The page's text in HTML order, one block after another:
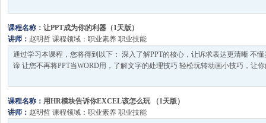
课程名称： 让PPT成为你的利器（1天版）
讲师： 赵明哲 课程领域： 职业素养 职业技能
通过学习本课程，您将得到以下： 深入了解PPT的核心，让诉求表达更清晰 不
谛 让您不再将PPT当WORD用，了解文字的处理技巧 轻松玩转动画小技巧，让
课程名称： 用HR模块告诉你EXCEL该怎么玩 （1天版）
讲师： 赵明哲 课程领域： 职业素养 职业技能